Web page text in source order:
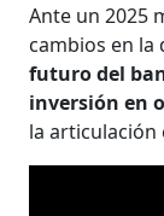
Ante un 2025
cambios en
futuro del
inversión en
la articulación